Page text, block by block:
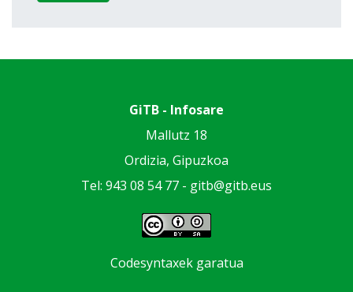
GiTB - Infosare
Mallutz 18
Ordizia, Gipuzkoa
Tel: 943 08 54 77 - gitb@gitb.eus
Codesyntaxek garatua